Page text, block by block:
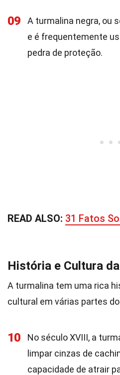
09
A turmalina negra, ou
e é frequentemente
pedra de proteção.
READ ALSO: 31 Fatos
História e Cultura
A turmalina tem uma rica
cultural em várias partes
10
No século XVIII, a
limpar cinzas de
capacidade de atrair